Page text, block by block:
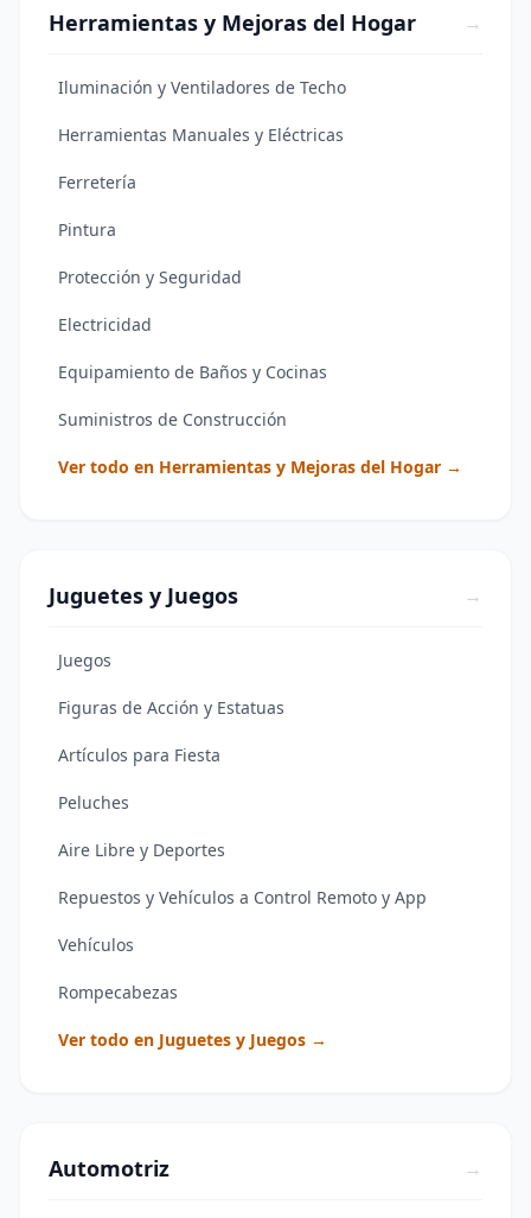
Herramientas y Mejoras del Hogar →
Iluminación y Ventiladores de Techo
Herramientas Manuales y Eléctricas
Ferretería
Pintura
Protección y Seguridad
Electricidad
Equipamiento de Baños y Cocinas
Suministros de Construcción
Ver todo en Herramientas y Mejoras del Hogar →
Juguetes y Juegos →
Juegos
Figuras de Acción y Estatuas
Artículos para Fiesta
Peluches
Aire Libre y Deportes
Repuestos y Vehículos a Control Remoto y App
Vehículos
Rompecabezas
Ver todo en Juguetes y Juegos →
Automotriz →